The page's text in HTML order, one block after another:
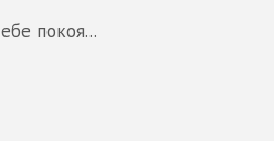
покоя...